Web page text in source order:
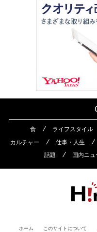
食 ライフスタイル
カルチャー
仕事・人生
話題
国内ニュ
ホーム このサイトについて